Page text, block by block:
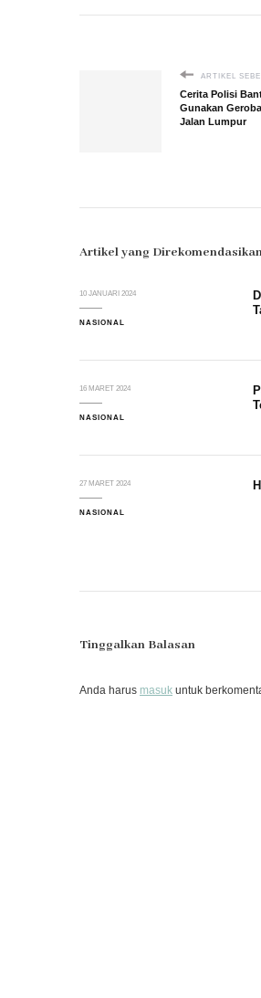
ARTIKEL
Cerita Polisi
Gunakan
Jalan Lumpur
Artikel yang
10 JANUARI 2024
NASIONAL
16 MARET 2024
NASIONAL
27 MARET 2024
NASIONAL
Tinggalkan Balasan
Anda harus masuk untuk